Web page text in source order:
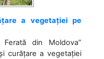
a vegetației pe
din Moldova”
curățare a vegetației